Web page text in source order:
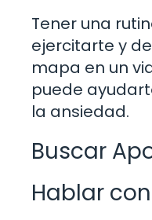
Tener una
ejercitarte y
mapa en un
puede
la ansiedad.
Buscar
Hablar